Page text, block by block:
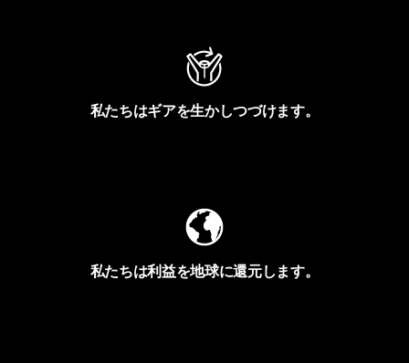
私たちはギアを生かしつづけます。
私たちは利益を地球に還元します。